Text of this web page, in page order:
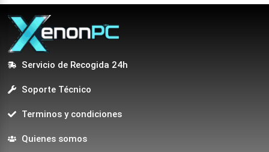
Servicio de Recogida 24h
Soporte Técnico
Terminos y condiciones
Quienes somos